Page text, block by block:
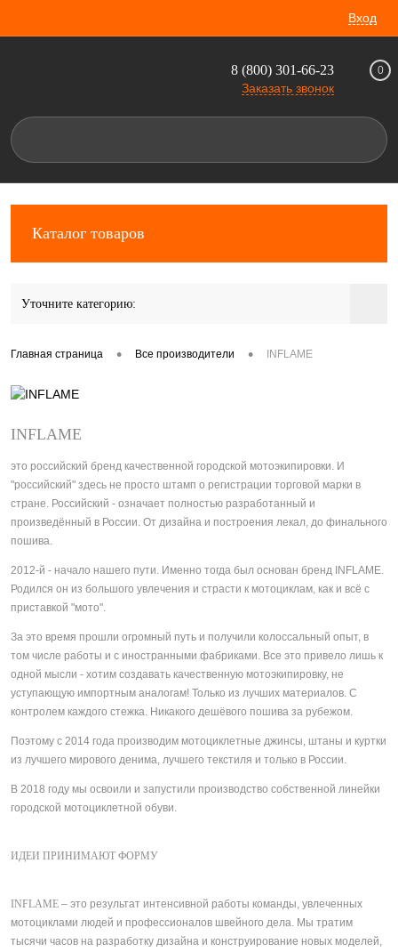
Вход
8 (800) 301-66-23
Заказать звонок
0
Каталог товаров
Уточните категорию:
Главная страница • Все производители • INFLAME
INFLAME
это российский бренд качественной городской мотоэкипировки. И
"российский" здесь не просто штамп о регистрации торговой марки в
стране. Российский - означает полностью разработанный и
произведённый в России. От дизайна и построения лекал, до финального
пошива.
2012-й - начало нашего пути. Именно тогда был основан бренд INFLAME.
Родился он из большого увлечения и страсти к мотоциклам, как и всё с
приставкой "мото".
За это время прошли огромный путь и получили колоссальный опыт, в
том числе работы и с иностранными фабриками. Все это привело лишь к
одной мысли - хотим создавать качественную мотоэкипировку, не
уступающую импортным аналогам! Только из лучших материалов. С
контролем каждого стежка. Никакого дешёвого пошива за рубежом.
Поэтому с 2014 года производим мотоциклетные джинсы, штаны и куртки
из лучшего мирового денима, лучшего текстиля и только в России.
В 2018 году мы освоили и запустили производство собственной линейки
городской мотоциклетной обуви.
ИДЕИ ПРИНИМАЮТ ФОРМУ
INFLAME – это результат интенсивной работы команды, увлеченных
мотоциклами людей и профессионалов швейного дела. Мы тратим
тысячи часов на разработку дизайна и конструирование новых моделей,